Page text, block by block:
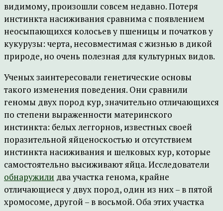
видимому, произошли совсем недавно. Потеря
инстинкта насиживания сравнима с появлением
неосыпающихся колосьев у пшеницы и початков у
кукурузы: черта, несовместимая с жизнью в дикой
природе, но очень полезная для культурных видов.
Ученых заинтересовали генетические основы
такого изменения поведения. Они сравнили
геномы двух пород кур, значительно отличающихся
по степени выраженности материнского
инстинкта: белых леггорнов, известных своей
поразительной яйценоскостью и отсутствием
инстинкта насиживания и шелковых кур, которые
самостоятельно высиживают яйца. Исследователи
обнаружили два участка генома, крайне
отличающиеся у двух пород, один из них – в пятой
хромосоме, другой – в восьмой. Оба этих участка